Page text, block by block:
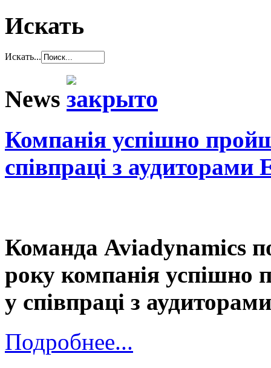
Искать
Искать...
News
Компанія успішно
співпраці з аудиторами
Команда Aviadynamics
року компанія успішно
у співпраці з
Подробнее...